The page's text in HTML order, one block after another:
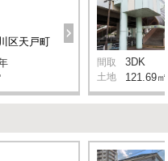
区天戸町
間取 3DK
土地 121.69㎡